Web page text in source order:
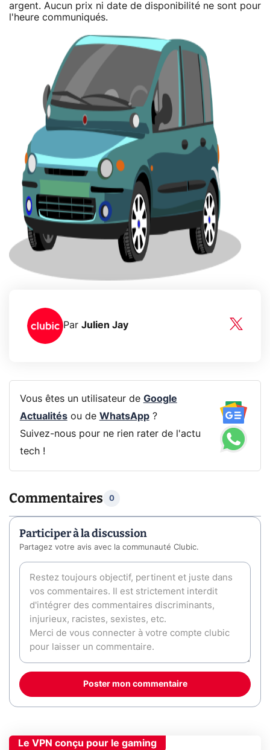
argent. Aucun prix ni date de disponibilité ne sont pour
l'heure communiqués.
Par Julien Jay
Vous êtes un utilisateur de Google
Actualitésou de WhatsApp?
Suivez-nous pour ne rien rater de l'actu
tech !
Commentaires 0
Participer à la discussion
Partagez votre avis avec la communauté Clubic.
Poster mon commentaire
Le VPN conçu pour le gaming